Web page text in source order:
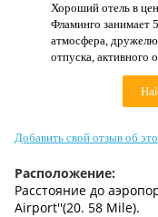
Страны
Как купить
Хороший отель в
Фламинго занимает
атмосфера,
отпуска, активного
Добавить свой отзыв об
Расположение:
Расстояние до
Airport''(20. 58 Mile).